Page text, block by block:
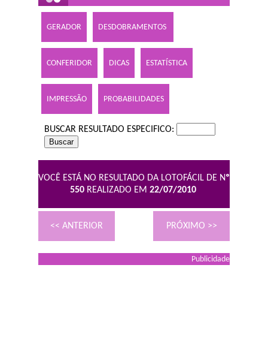
GERADOR DESDOBRAMENTOS
CONFERIDOR DICAS ESTATÍSTICA
IMPRESSÃO PROBABILIDADES
BUSCAR RESULTADO ESPECIFICO:
VOCÊ ESTÁ NO RESULTADO DA LOTOFÁCIL DE Nº
550 REALIZADO EM 22/07/2010
<< ANTERIOR PRÓXIMO >>
Publicidade